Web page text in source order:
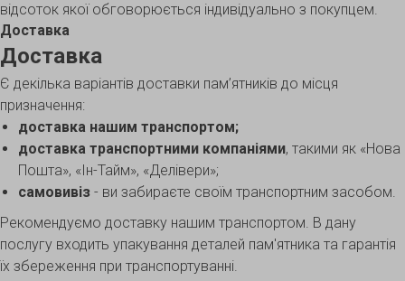
відсоток якої обговорюється індивідуально з покупцем.
Доставка
Доставка
Є декілька варіантів доставки пам’ятників до місця
призначення:
доставка нашим транспортом;
доставка транспортними компаніями, такими як «Нова
Пошта», «Ін-Тайм», «Делівери»;
самовивіз - ви забираєте своїм транспортним засобом.
Рекомендуємо доставку нашим транспортом. В дану
послугу входить упакування деталей пам'ятника та гарантія
їх збереження при транспортуванні.